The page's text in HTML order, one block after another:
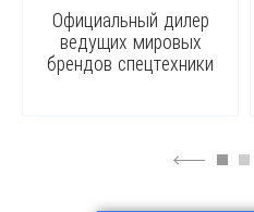
Официальный дилер
ведущих мировых
брендов спецтехники
4